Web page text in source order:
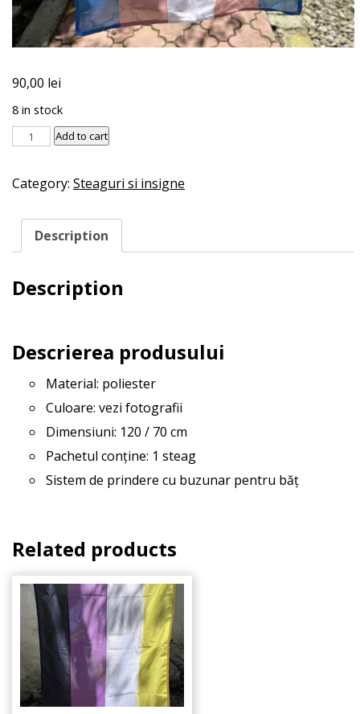
90,00 lei
8 in stock
Steag
Add to cart
Category: Steaguri si insigne
Description
Description
Descrierea produsului
Material: poliester
Culoare: vezi fotografii
Dimensiuni: 120 / 70 cm
Pachetul conține: 1 steag
Sistem de prindere cu buzunar pentru băț
Related products